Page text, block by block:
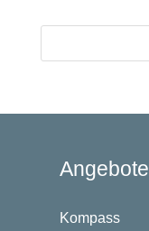
Angebote
Kompass